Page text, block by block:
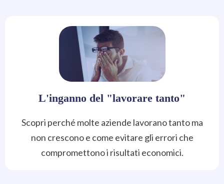
L'inganno del "lavorare tanto"
Scopri perché molte aziende lavorano tanto ma
non crescono e come evitare gli errori che
compromettono i risultati economici.